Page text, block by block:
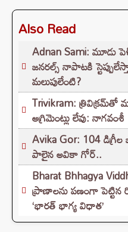
Also Read
Adnan Sami: మూడు
జనరల్స్ నాపాటకి
మలుపులేంటి?
Trivikram:
అగ్రిమెంట్లు లేవు: నాగవంశీ
Avika Gor: 104
పాలైన అవికా గోర్..
Bharat Bhhagya
ప్రాణాలను పణంగా
‘భారత్ భాగ్య విధాత’